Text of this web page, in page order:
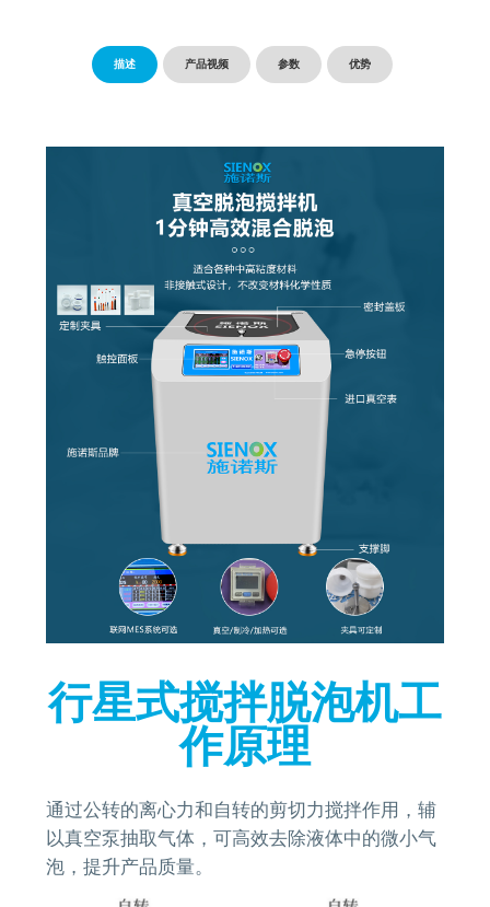
描述 产品视频 参数 优势
行星式搅拌脱泡机工
作原理
通过公转的离心力和自转的剪切力搅拌作用，辅
以真空泵抽取气体，可高效去除液体中的微小气
泡，提升产品质量。